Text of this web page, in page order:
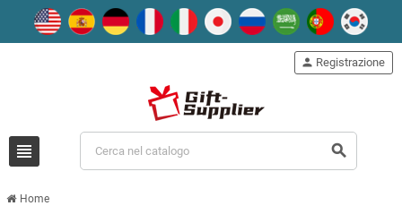
view_headline search
person Registrazione
Home